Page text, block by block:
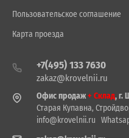
Пользовательское соглашение
Карта проезда
+7(495) 133 7630
zakaz@krovelnii.ru
Офис продаж+ Склад, г.
Старая Купавна,
info@krovelnii.ru